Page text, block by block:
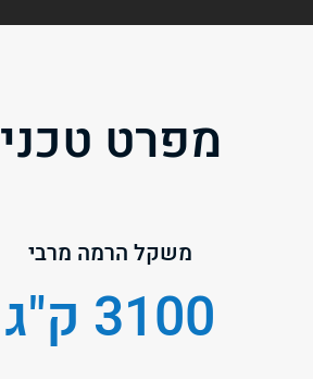
מפרט טכני
משקל הרמה מרבי
3100 ק"ג